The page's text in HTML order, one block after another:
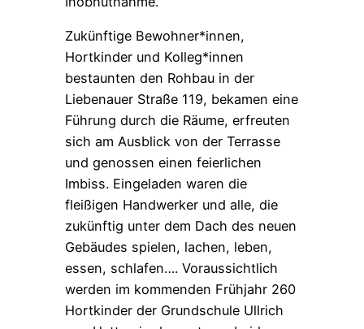
Zukünftige Bewohner*innen,
Hortkinder und Kolleg*innen
bestaunten den Rohbau in der
Liebenauer Straße 119, bekamen eine
Führung durch die Räume, erfreuten
sich am Ausblick von der Terrasse
und genossen einen feierlichen
Imbiss. Eingeladen waren die
fleißigen Handwerker und alle, die
zukünftig unter dem Dach des neuen
Gebäudes spielen, lachen, leben,
essen, schlafen…. Voraussichtlich
werden im kommenden Frühjahr 260
Hortkinder der Grundschule Ullrich